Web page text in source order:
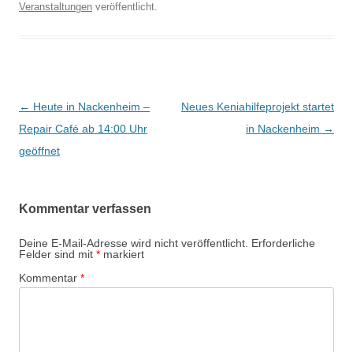
Veranstaltungen veröffentlicht.
Beitrags-
Navigation
← Heute in Nackenheim –
Repair Café ab 14:00 Uhr
geöffnet
Neues Keniahilfeprojekt startet
in Nackenheim →
Kommentar verfassen
Deine E-Mail-Adresse wird nicht veröffentlicht. Erforderliche
Felder sind mit * markiert
Kommentar *